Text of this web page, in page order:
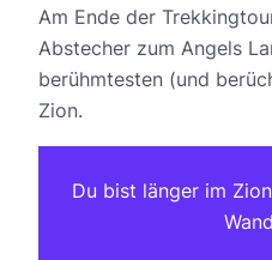
Am Ende der
Abstecher zum Angels
berühmtesten (und
Zion.
Du bist länger im